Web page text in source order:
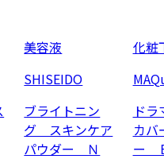
美容液
SHISEIDO
ブライトニン
グ スキンケア
パウダー Ｎ
化粧
ド
カバ
ー